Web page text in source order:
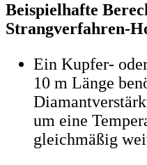
Beispielhafte
Strangverfahren-
Ein Kupfer-
10 m Länge
um eine
gleichmäßig